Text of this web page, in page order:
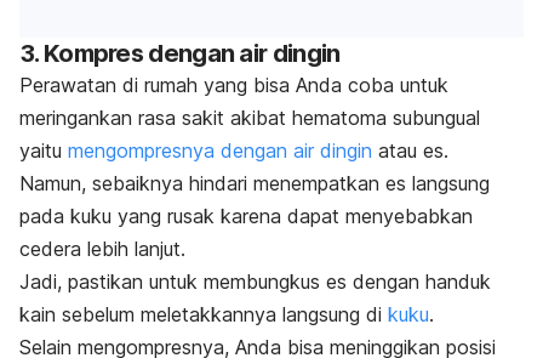
3. Kompres dengan air dingin
Perawatan di rumah yang bisa Anda coba untuk
meringankan rasa sakit akibat hematoma subungual
yaitu mengompresnya dengan air dingin atau es.
Namun, sebaiknya hindari menempatkan es langsung
pada kuku yang rusak karena dapat menyebabkan
cedera lebih lanjut.
Jadi, pastikan untuk membungkus es dengan handuk
kain sebelum meletakkannya langsung di kuku.
Selain mengompresnya, Anda bisa meninggikan posisi